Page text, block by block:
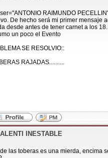
RAIMUNDO
De hecho será mi primer mensaje
desde antes de tener carnet a los 18.
un poco el Evento
SE RESOLVIO::
RAJADAS..........
INESTABLE
las toberas es una mierda, encima